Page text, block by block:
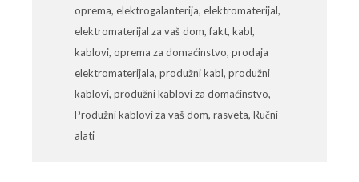
oprema, elektrogalanterija, elektromaterijal,
elektromaterijal za vaš dom,fakt, kabl,
kablovi, oprema za domaćinstvo, prodaja
elektromaterijala, produžni kabl, produžni
kablovi, produžni kablovi za domaćinstvo,
Produžni kablovi za vaš dom, rasveta, Ručni
alati